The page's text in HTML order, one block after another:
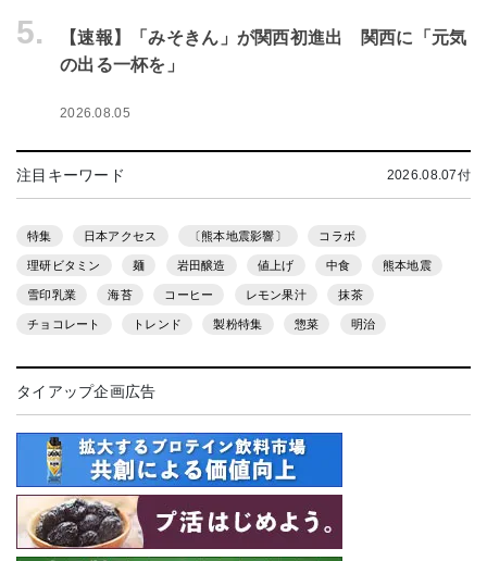
5.
【速報】「みそきん」が関西初進出 関西に「元気
の出る一杯を」
2026.08.05
注目キーワード 2026.08.07付
特集 日本アクセス 〔熊本地震影響〕 コラボ
理研ビタミン 麺 岩田醸造 値上げ 中食 熊本地震
雪印乳業 海苔 コーヒー レモン果汁 抹茶
チョコレート トレンド 製粉特集 惣菜 明治
タイアップ企画広告